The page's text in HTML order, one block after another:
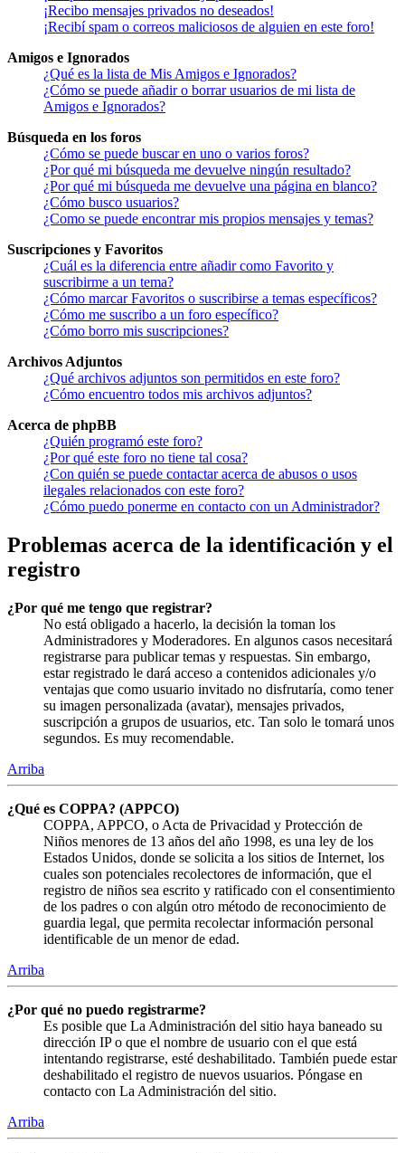
¡Recibo mensajes privados no deseados!
¡Recibí spam o correos maliciosos de alguien en este foro!
Amigos e Ignorados
¿Qué es la lista de Mis Amigos e Ignorados?
¿Cómo se puede añadir o borrar usuarios de mi lista de
Amigos e Ignorados?
Búsqueda en los foros
¿Cómo se puede buscar en uno o varios foros?
¿Por qué mi búsqueda me devuelve ningún resultado?
¿Por qué mi búsqueda me devuelve una página en blanco?
¿Cómo busco usuarios?
¿Como se puede encontrar mis propios mensajes y temas?
Suscripciones y Favoritos
¿Cuál es la diferencia entre añadir como Favorito y
suscribirme a un tema?
¿Cómo marcar Favoritos o suscribirse a temas específicos?
¿Cómo me suscribo a un foro específico?
¿Cómo borro mis suscripciones?
Archivos Adjuntos
¿Qué archivos adjuntos son permitidos en este foro?
¿Cómo encuentro todos mis archivos adjuntos?
Acerca de phpBB
¿Quién programó este foro?
¿Por qué este foro no tiene tal cosa?
¿Con quién se puede contactar acerca de abusos o usos
ilegales relacionados con este foro?
¿Cómo puedo ponerme en contacto con un Administrador?
Problemas acerca de la identificación y el
registro
¿Por qué me tengo que registrar?
No está obligado a hacerlo, la decisión la toman los
Administradores y Moderadores. En algunos casos necesitará
registrarse para publicar temas y respuestas. Sin embargo,
estar registrado le dará acceso a contenidos adicionales y/o
ventajas que como usuario invitado no disfrutaría, como tener
su imagen personalizada (avatar), mensajes privados,
suscripción a grupos de usuarios, etc. Tan solo le tomará unos
segundos. Es muy recomendable.
Arriba
¿Qué es COPPA? (APPCO)
COPPA, APPCO, o Acta de Privacidad y Protección de
Niños menores de 13 años del año 1998, es una ley de los
Estados Unidos, donde se solicita a los sitios de Internet, los
cuales son potenciales recolectores de información, que el
registro de niños sea escrito y ratificado con el consentimiento
de los padres o con algún otro método de reconocimiento de
guardia legal, que permita recolectar información personal
identificable de un menor de edad.
Arriba
¿Por qué no puedo registrarme?
Es posible que La Administración del sitio haya baneado su
dirección IP o que el nombre de usuario con el que está
intentando registrarse, esté deshabilitado. También puede estar
deshabilitado el registro de nuevos usuarios. Póngase en
contacto con La Administración del sitio.
Arriba